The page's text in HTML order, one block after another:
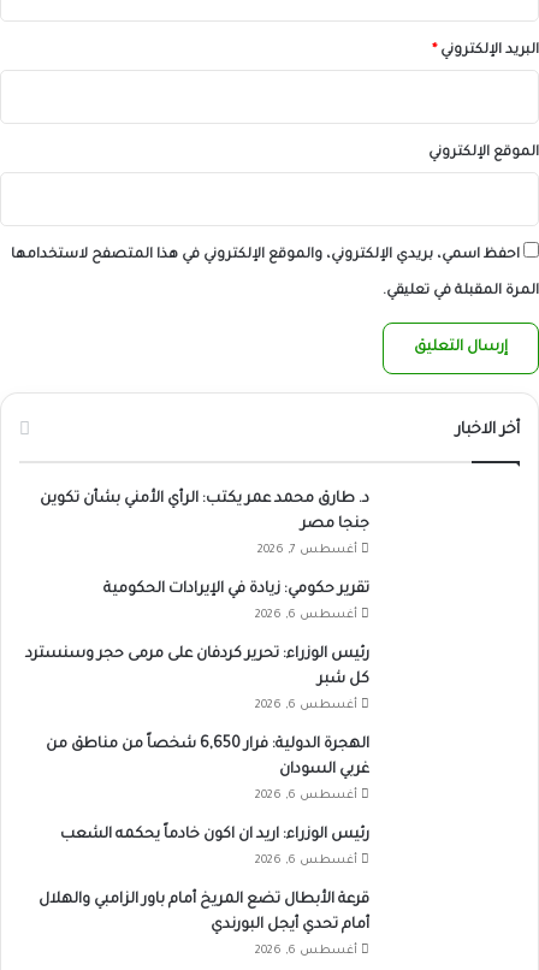
البريد الإلكتروني*
الموقع الإلكتروني
احفظ اسمي، بريدي الإلكتروني، والموقع الإلكتروني في هذا المتصفح لاستخدامها
المرة المقبلة في تعليقي.
أخر الاخبار
د. طارق محمد عمر يكتب: الرأي الأمني بشأن تكوين
جنجا مصر
أغسطس 7, 2026
تقرير حكومي: زيادة في الإيرادات الحكومية
أغسطس 6, 2026
رئيس الوزراء: تحرير كردفان على مرمى حجر وسنسترد
كل شبر
أغسطس 6, 2026
الهجرة الدولية: فرار 6,650 شخصاً من مناطق من
غربي السودان
أغسطس 6, 2026
رئيس الوزراء: اريد ان اكون خادماً يحكمه الشعب
أغسطس 6, 2026
قرعة الأبطال تضع المريخ أمام باور الزامبي والهلال
أمام تحدي أيجل البورندي
أغسطس 6, 2026